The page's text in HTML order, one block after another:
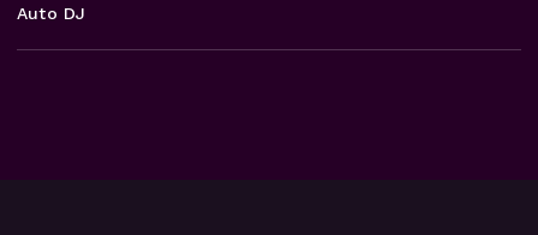
Auto DJ